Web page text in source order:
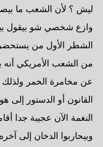
ليش ؟ لأن الشعب ما
وازع شخصي شو بيقول
الشطر الأول من
من الشعب الأمريكي أنه
عن مخامرة الخمر
القانون أو الدستور
النغمة الآن عجيبة جدا
وبيحاربوا الدخان إلى